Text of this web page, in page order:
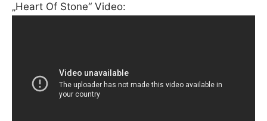
„Heart Of Stone“ Video: